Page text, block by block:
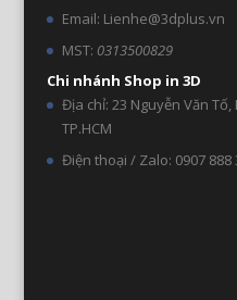
Email: Lienhe@3dplus.vn
MST: 0313500829
Chi nhánh Shop in 3D
Địa chỉ: 23 Nguyễn Văn
TP.HCM
Điện thoại / Zalo: 0907 888